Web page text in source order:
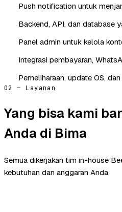
Push notification untuk
Backend, API, dan database
Panel admin untuk kelola
Integrasi pembayaran,
Pemeliharaan, update OS,
02 — Layanan
Yang bisa kami
Anda di Bima
Semua dikerjakan tim in-house
kebutuhan dan anggaran Anda.